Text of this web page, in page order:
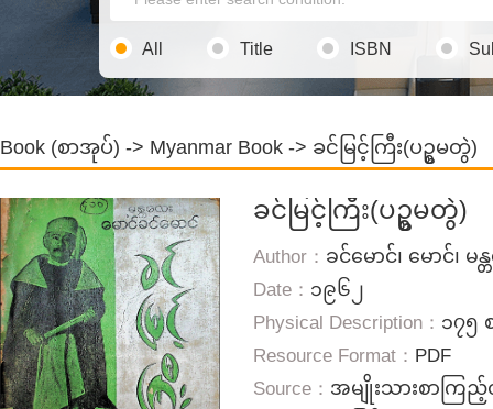
All Title ISBN
Book (စာအုပ်) -> Myanmar Book -> ခင်မြင့်ကြီး(ပဥ္စမတွဲ)
ခင်မြင့်ကြီး(ပဥ္စမတွဲ)
Author： ခင်မောင်၊ မောင်၊ မ
Date： ၁၉၆၂
Physical Description： ၁၇၅
Resource Format： PDF
Source： အမျိုးသားစာကြ